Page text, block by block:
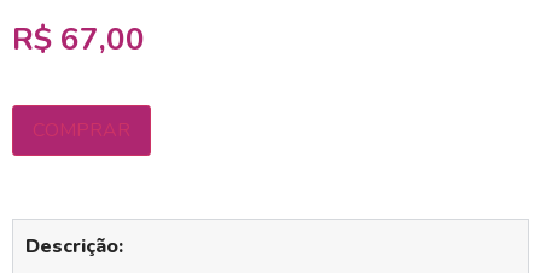
R$ 67,00
COMPRAR
Descrição: